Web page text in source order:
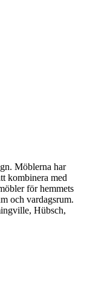
Möblerna har
kombinera med
för hemmets
och vardagsrum.
Hübsch,